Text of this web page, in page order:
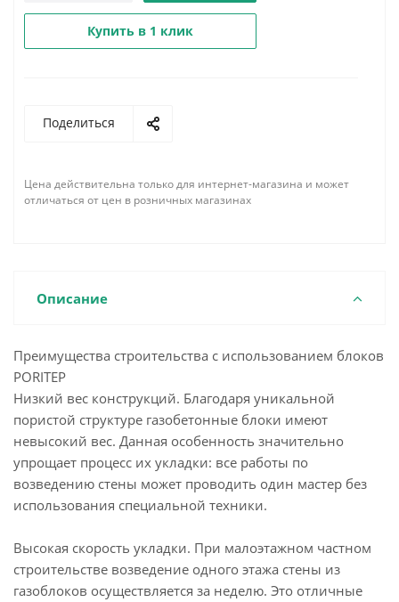
Купить в 1 клик
Поделиться
Цена действительна только для интернет-магазина и может
отличаться от цен в розничных магазинах
Описание
Преимущества строительства с использованием блоков
PORITEP
Низкий вес конструкций. Благодаря уникальной
пористой структуре газобетонные блоки имеют
невысокий вес. Данная особенность значительно
упрощает процесс их укладки: все работы по
возведению стены может проводить один мастер без
использования специальной техники.
Высокая скорость укладки. При малоэтажном частном
строительстве возведение одного этажа стены из
газоблоков осуществляется за неделю. Это отличные